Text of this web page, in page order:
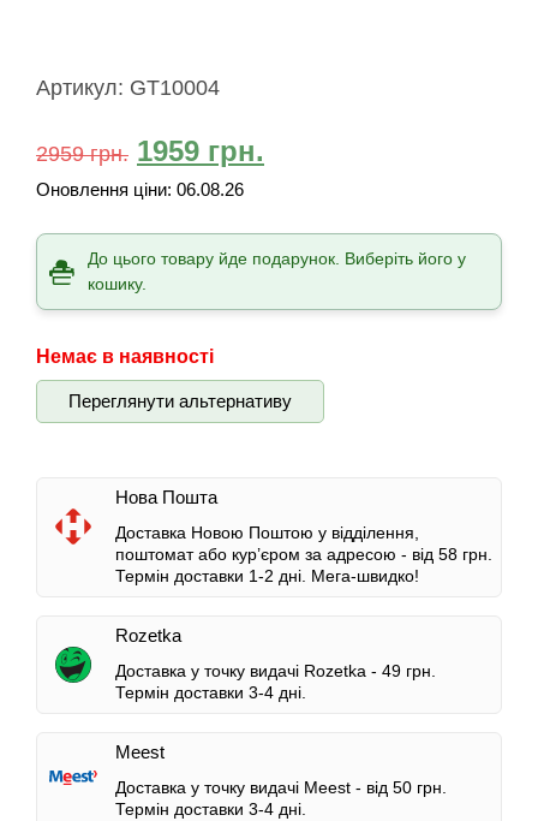
Артикул: GT10004
2959грн. 1959 грн.
Оновлення ціни: 06.08.26
До цього товару йде подарунок. Виберіть його у
кошику.
Немає в наявності
Переглянути альтернативу
Нова Пошта
Доставка Новою Поштою у відділення,
поштомат або кур’єром за адресою - від 58 грн.
Термін доставки 1-2 дні. Мега-швидко!
Rozetka
Доставка у точку видачі Rozetka - 49 грн.
Термін доставки 3-4 дні.
Meest
Доставка у точку видачі Meest - від 50 грн.
Термін доставки 3-4 дні.